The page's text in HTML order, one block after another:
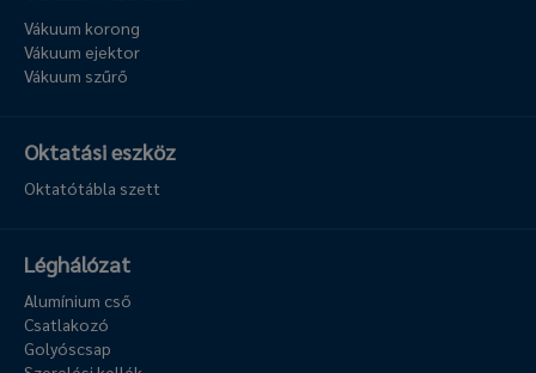
Vákuum korong
Vákuum ejektor
Vákuum szűrő
Oktatási eszköz
Oktatótábla szett
Léghálózat
Alumínium cső
Csatlakozó
Golyóscsap